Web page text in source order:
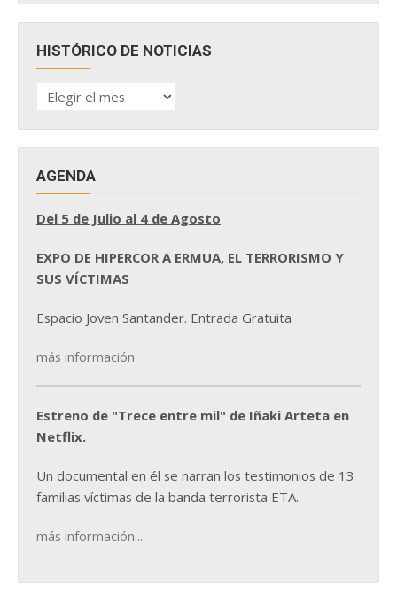
HISTÓRICO DE NOTICIAS
HISTÓRICO
DE
AGENDA
Del 5 de Julio al 4 de Agosto
EXPO DE HIPERCOR A ERMUA, EL TERRORISMO Y
SUS VÍCTIMAS
Espacio Joven Santander. Entrada Gratuita
más información
Estreno de "Trece entre mil" de Iñaki Arteta en
Netflix.
Un documental en él se narran los testimonios de 13
familias víctimas de la banda terrorista ETA.
más información...